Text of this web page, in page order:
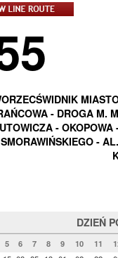
- DROGA M.
-
SMORAWIŃSKIEGO -
DZIEŃ
5 6 7 8 9 10 11